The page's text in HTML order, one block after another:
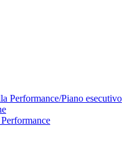
Performance/Piano esecutivo